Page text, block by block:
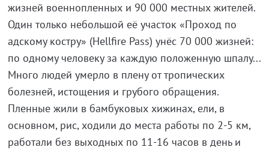
жизней военнопленных и 90 000 местных жителей.
Один только небольшой её участок «Проход по
адскому костру» (Hellfire Pass) унёс 70 000 жизней:
по одному человеку за каждую положенную шпалу...
Много людей умерло в плену от тропических
болезней, истощения и грубого обращения.
Пленные жили в бамбуковых хижинах, ели, в
основном, рис, ходили до места работы по 2-5 км,
работали без выходных по 11-16 часов в день и